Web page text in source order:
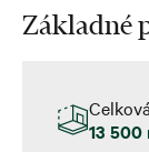
Základné
13 500